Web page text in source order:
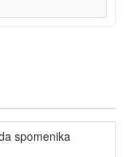
spomenika